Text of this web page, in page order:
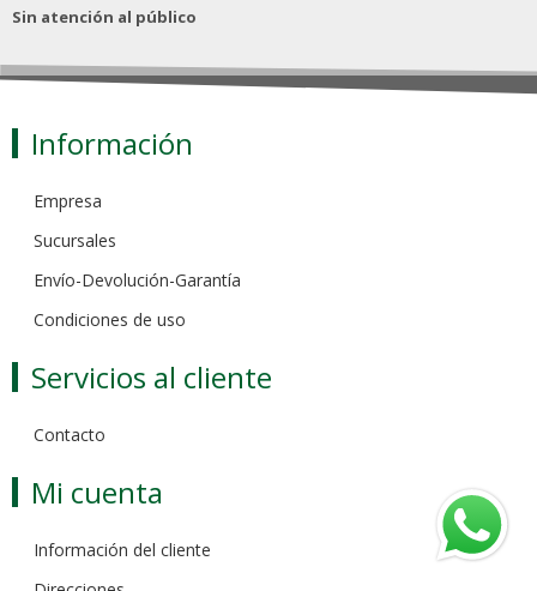
Sin atención al público
Información
Empresa
Sucursales
Envío-Devolución-Garantía
Condiciones de uso
Servicios al cliente
Contacto
Mi cuenta
Información del cliente